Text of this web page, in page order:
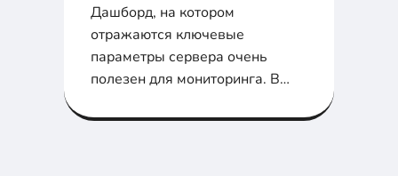
Дашборд, на котором
отражаются ключевые
параметры сервера очень
полезен для мониторинга. В
Linux-dash на CentOS 6...